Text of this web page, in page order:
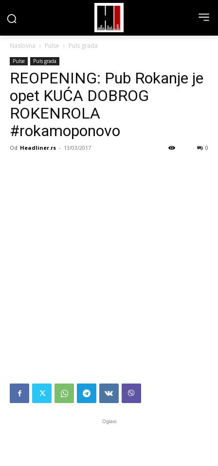
Naslovna Pulse Puls grada
Pulse Puls grada
REOPENING: Pub Rokanje je
opet KUĆA DOBROG
ROKENROLA
#rokamoponovo
Od Headliner.rs - 13/03/2017 0
Oglasi